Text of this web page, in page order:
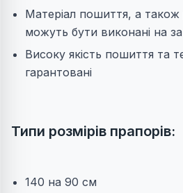
Матеріал пошиття, а також
можуть бути виконані на
Високу якість пошиття та
гарантовані
Типи розмірів прапорів:
140 на 90 см